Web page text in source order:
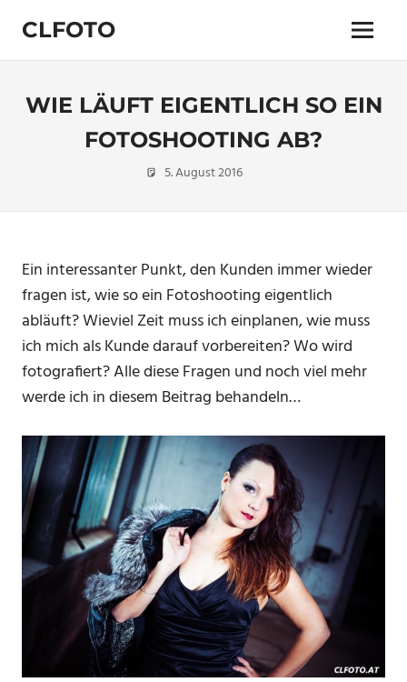
Inhalt
springen
CLFOTO
Fotograf
Lanegger
aus
Oberösterreich
Menü
WIE LÄUFT EIGENTLICH SO EIN
FOTOSHOOTING AB?
5. August 2016
Ein interessanter Punkt, den Kunden immer wieder
fragen ist, wie so ein Fotoshooting eigentlich
abläuft? Wieviel Zeit muss ich einplanen, wie muss
ich mich als Kunde darauf vorbereiten? Wo wird
fotografiert? Alle diese Fragen und noch viel mehr
werde ich in diesem Beitrag behandeln…